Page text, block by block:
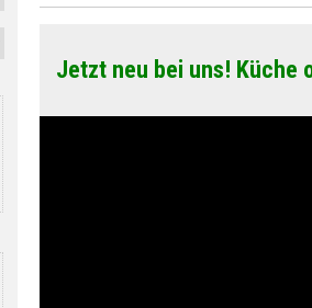
Jetzt neu bei uns! Küche